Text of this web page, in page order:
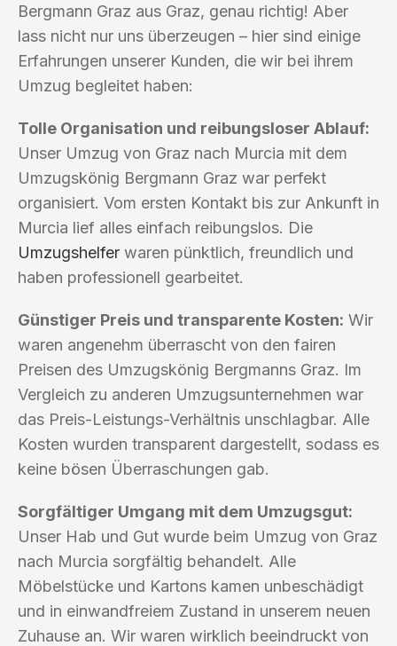
Bergmann Graz aus Graz, genau richtig! Aber
lass nicht nur uns überzeugen – hier sind einige
Erfahrungen unserer Kunden, die wir bei ihrem
Umzug begleitet haben:
Tolle Organisation und reibungsloser Ablauf:
Unser Umzug von Graz nach Murcia mit dem
Umzugskönig Bergmann Graz war perfekt
organisiert. Vom ersten Kontakt bis zur Ankunft in
Murcia lief alles einfach reibungslos. Die
Umzugshelfer waren pünktlich, freundlich und
haben professionell gearbeitet.
Günstiger Preis und transparente Kosten: Wir
waren angenehm überrascht von den fairen
Preisen des Umzugskönig Bergmanns Graz. Im
Vergleich zu anderen Umzugsunternehmen war
das Preis-Leistungs-Verhältnis unschlagbar. Alle
Kosten wurden transparent dargestellt, sodass es
keine bösen Überraschungen gab.
Sorgfältiger Umgang mit dem Umzugsgut:
Unser Hab und Gut wurde beim Umzug von Graz
nach Murcia sorgfältig behandelt. Alle
Möbelstücke und Kartons kamen unbeschädigt
und in einwandfreiem Zustand in unserem neuen
Zuhause an. Wir waren wirklich beeindruckt von